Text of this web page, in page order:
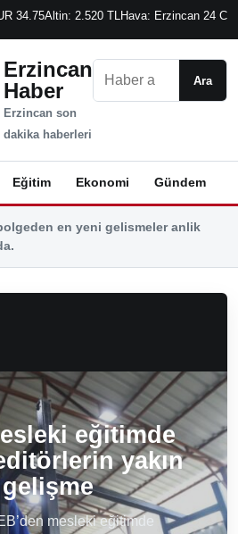
34.75Altin: 2.520 TLHava: Erzincan 24 C
Erzincan
Haber
Erzincan son
dakika haberleri
Ara
Eğitim Ekonomi Gündem
en yeni gelismeler anlik
eğitimde
yakın
mesleki eğitimde